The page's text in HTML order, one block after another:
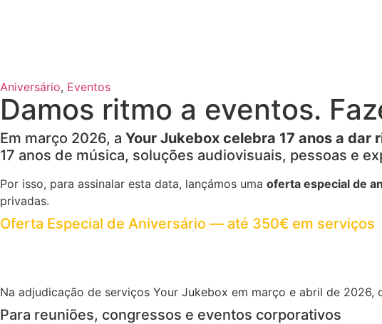
Aniversário, Eventos
Damos ritmo a eventos.
Em março 2026, a Your Jukebox celebra 17 anos a dar
17 anos de música, soluções audiovisuais, pessoas e
Por isso, para assinalar esta data, lançámos uma oferta especial de
privadas.
Oferta Especial de Aniversário — até 350€ em serviços
Na adjudicação de serviços Your Jukebox em março e abril de 2026,
Para reuniões, congressos e eventos corporativos